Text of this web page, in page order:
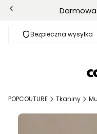
Bezpieczna wysyłka
POPCOUTURE Tkaniny